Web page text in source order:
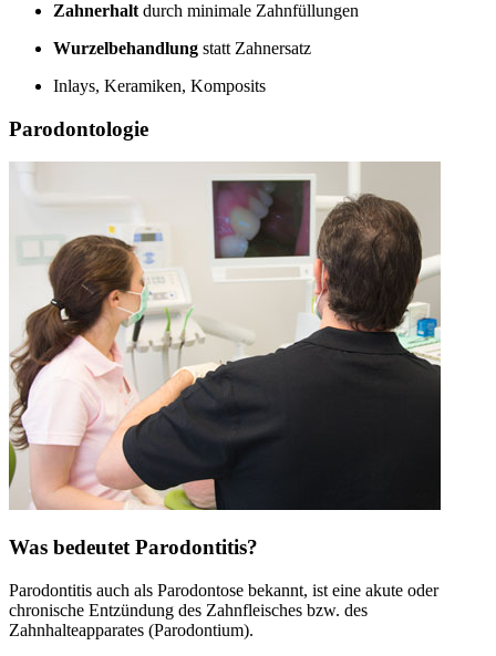
Zahnerhalt durch minimale Zahnfüllungen
Wurzelbehandlung statt Zahnersatz
Inlays, Keramiken, Komposits
Parodontologie
Was bedeutet Parodontitis?
Parodontitis auch als Parodontose bekannt, ist eine akute oder
chronische Entzündung des Zahnfleisches bzw. des
Zahnhalteapparates (Parodontium).